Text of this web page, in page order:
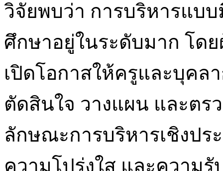
วิจัยพบว่า การบริหารแบ
ศึกษาอยู่ในระดับมาก โด
เปิดโอกาสให้ครูและบุคล
ตัดสินใจ วางแผน และตร
ลักษณะการบริหารเชิงปร
ความโปร่งใส และความ